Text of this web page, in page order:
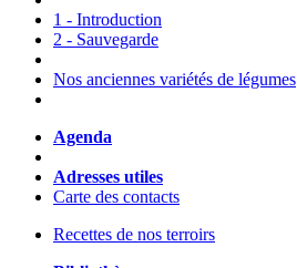
1 - Introduction
2 - Sauvegarde
Nos anciennes variétés de légumes
Agenda
Adresses utiles
Carte des contacts
Recettes de nos terroirs